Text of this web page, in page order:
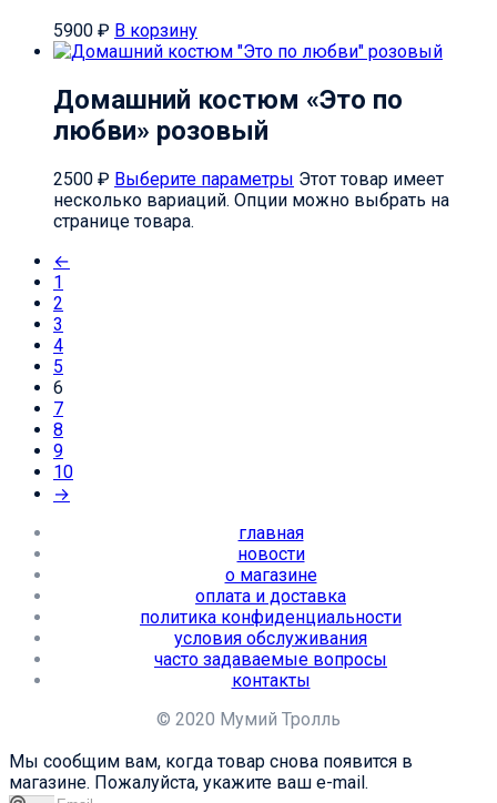
5900 ₽ В корзину
Домашний костюм «Это по
любви» розовый
2500 ₽ Выберите параметры Этот товар имеет
несколько вариаций. Опции можно выбрать на
странице товара.
←
1
2
3
4
5
6
7
8
9
10
→
главная
новости
о магазине
оплата и доставка
политика конфиденциальности
условия обслуживания
часто задаваемые вопросы
контакты
© 2020 Мумий Тролль
Мы сообщим вам, когда товар снова появится в
магазине. Пожалуйста, укажите ваш e-mail.